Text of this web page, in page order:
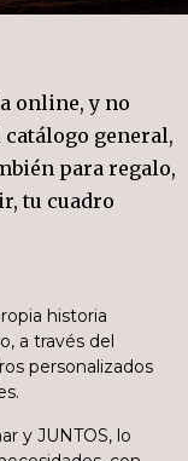
online, y no
catálogo general,
para regalo,
tu cuadro
historia
a través del
personalizados
y JUNTOS, lo